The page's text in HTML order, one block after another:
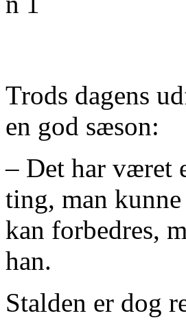
Trods dagens
en god sæson:
– Det har været
ting, man
kan forbedres,
han.
Stalden er dog